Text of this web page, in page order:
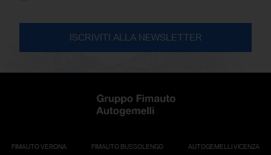
FIMAUTO VERONA FIMAUTO BUSSOLENGO AUTOGEMELLI VICENZA